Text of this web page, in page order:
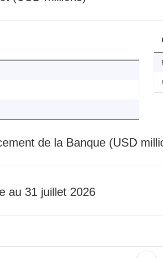
de la Banque (USD
au 31 juillet 2026